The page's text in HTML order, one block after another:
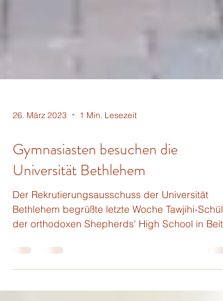
26. März 2023 1 Min. Lesezeit
Gymnasiasten besuchen die
Universität Bethlehem
Der Rekrutierungsausschuss der Universität
der orthodoxen Shepherds' High School in